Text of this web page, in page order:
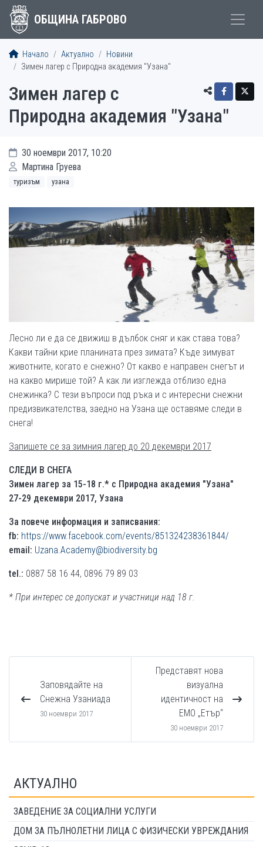
ОБЩИНА ГАБРОВО
Начало Актуално
Новини
Зимен лагер с Природна академия "Узана"
Зимен лагер с
Природна академия "Узана"
30 ноември 2017, 10:20
Мартина Груева
туризъм узана
Лесно ли е да се движиш в дълбок сняг и как става това?
Какви тайни крие планината през зимата? Къде зимуват
животните, когато е снежно? От какво е направен снегът и
на какво мирише той? А как ли изглежда отблизо една
снежинка? С тези въпроси под ръка и с интересни снежни
предизвикателства, заедно на Узана ще оставяме следи в
снега!
Запишете се за зимния лагер до 20 декември 2017
СЛЕДИ В СНЕГА
Зимен лагер за 15-18 г.* с Природна академия "Узана"
27-29 декември 2017, Узана
За повече информация и записвания:
fb: https://www.facebook.com/events/851324238361844/
email: Uzana.Academy@biodiversity.bg
tel.: 0887 58 16 44, 0896 79 89 03
* При интерес се допускат и участници над 18 г.
Заповядайте на
Снежна Узаниада
30 ноември 2017
Представят нова
визуална
идентичност на
ЕМО „Етър“
30 ноември 2017
АКТУАЛНО
ЗАВЕДЕНИЕ ЗА СОЦИАЛНИ УСЛУГИ
ДОМ ЗА ПЪЛНОЛЕТНИ ЛИЦА С ФИЗИЧЕСКИ УВРЕЖДАНИЯ